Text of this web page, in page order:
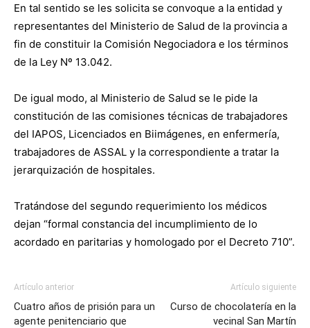
En tal sentido se les solicita se convoque a la entidad y
representantes del Ministerio de Salud de la provincia a
fin de constituir la Comisión Negociadora e los términos
de la Ley Nº 13.042.
De igual modo, al Ministerio de Salud se le pide la
constitución de las comisiones técnicas de trabajadores
del IAPOS, Licenciados en Biimágenes, en enfermería,
trabajadores de ASSAL y la correspondiente a tratar la
jerarquización de hospitales.
Tratándose del segundo requerimiento los médicos
dejan “formal constancia del incumplimiento de lo
acordado en paritarias y homologado por el Decreto 710”.
Artículo anterior
Cuatro años de prisión para un
agente penitenciario que
Artículo siguiente
Curso de chocolatería en la
vecinal San Martín